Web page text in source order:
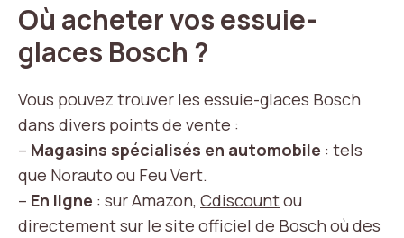
Où acheter vos essuie-
glaces Bosch ?
Vous pouvez trouver les essuie-glaces Bosch
dans divers points de vente :
– Magasins spécialisés en automobile : tels
que Norauto ou Feu Vert.
– En ligne : sur Amazon, Cdiscountou
directement sur le site officiel de Bosch où des